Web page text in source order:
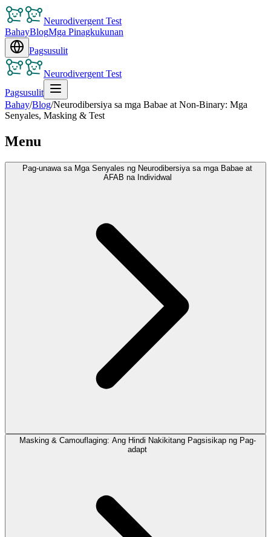
Neurodivergent Test
BahayBlogMga Pinagkukunan
Pagsusulit
Neurodivergent Test
Pagsusulit
Bahay/Blog/Neurodibersiya sa mga Babae at Non-Binary: Mga
Senyales, Masking & Test
Menu
Pag-unawa sa Mga Senyales ng Neurodibersiya sa mga Babae at
AFAB na Individwal
Masking & Camouflaging: Ang Hindi Nakikitang Pagsisikap ng Pag-
adapt